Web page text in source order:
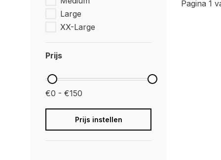
Large
XX-Large
Prijs
€0 - €150
Prijs instellen
Pagina 1